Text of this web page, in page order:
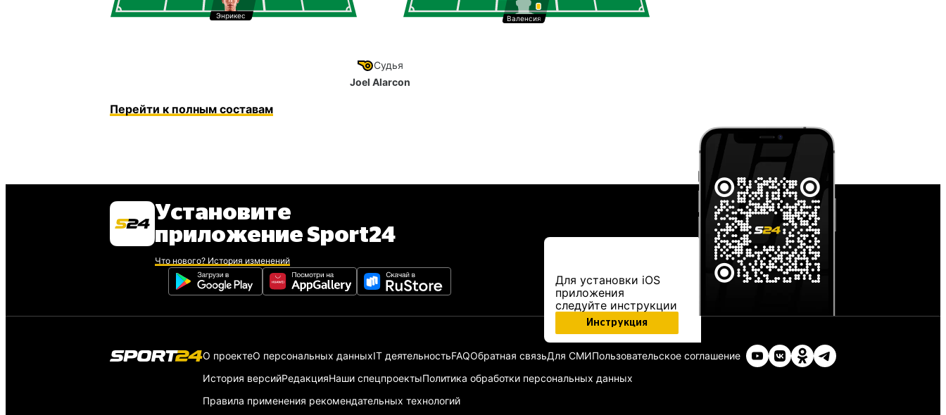
Энрикес Валенсия
Судья
Joel Alarcon
Перейти к полным составам
Установите
приложение Sport24
Что нового? История изменений
Для установки iOS
приложения
следуйте инструкции
Инструкция
О проектеО персональных данныхIT деятельностьFAQОбратная связьДля СМИПользовательское соглашение
История версийРедакцияНаши спецпроектыПолитика обработки персональных данных
Правила применения рекомендательных технологий